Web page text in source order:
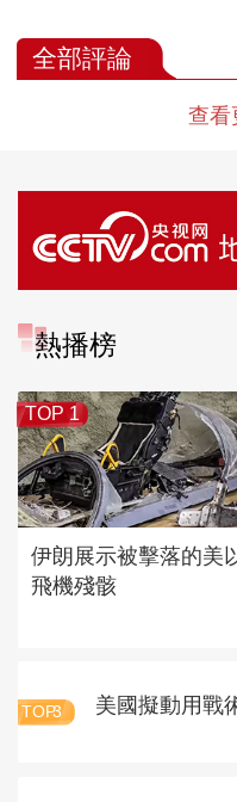
全部評論
查看
熱播榜
TOP 1
伊朗展示被擊落的美
飛機殘骸
TOP3 美國擬動用戰